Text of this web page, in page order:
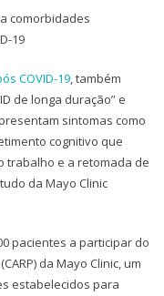
comorbidades
19
COVID-19, também
de longa duração” e
sintomas como
cognitivo que
trabalho e a retomada de
da Mayo Clinic
pacientes a participar do
da Mayo Clinic, um
estabelecidos para